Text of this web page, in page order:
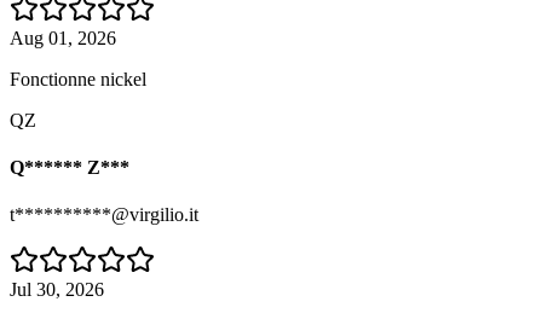
Aug 01, 2026
Fonctionne nickel
QZ
Q****** Z***
t**********@virgilio.it
Jul 30, 2026